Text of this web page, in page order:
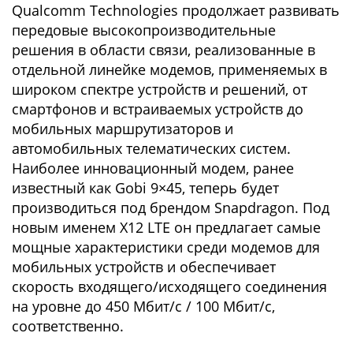
Qualcomm Technologies продолжает развивать
передовые высокопроизводительные
решения в области связи, реализованные в
отдельной линейке модемов, применяемых в
широком спектре устройств и решений, от
смартфонов и встраиваемых устройств до
мобильных маршрутизаторов и
автомобильных телематических систем.
Наиболее инновационный модем, ранее
известный как Gobi 9×45, теперь будет
производиться под брендом Snapdragon. Под
новым именем X12 LTE он предлагает самые
мощные характеристики среди модемов для
мобильных устройств и обеспечивает
скорость входящего/исходящего соединения
на уровне до 450 Мбит/с / 100 Мбит/с,
соответственно.